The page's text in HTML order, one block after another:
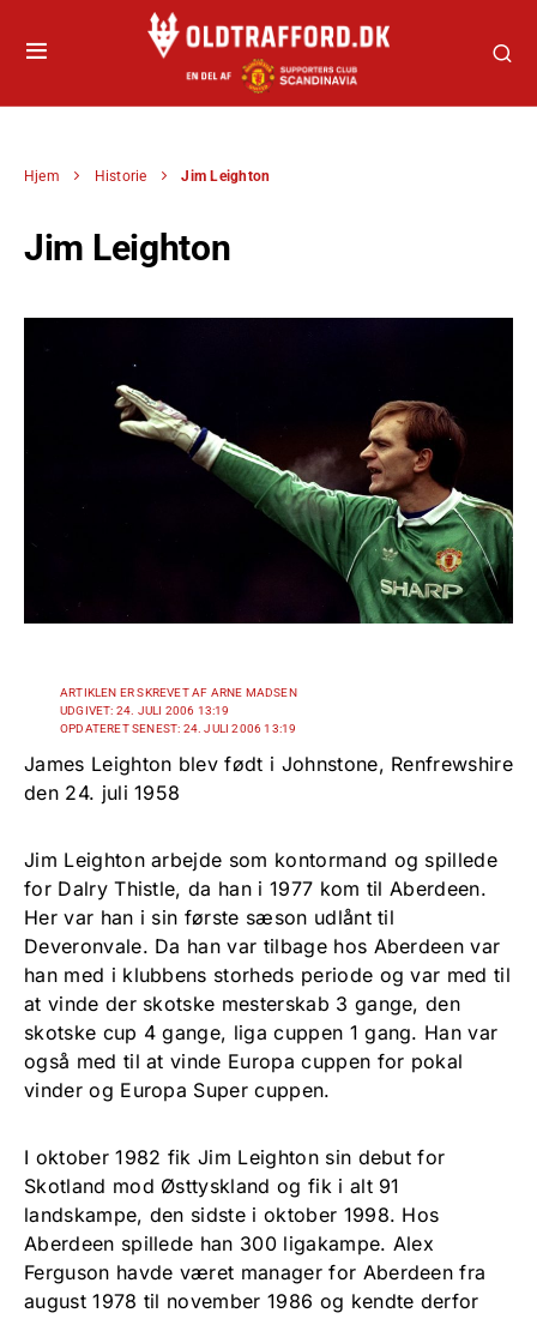
Hjem Historie Jim Leighton
Jim Leighton
ARTIKLEN ER SKREVET AF ARNE MADSEN
UDGIVET: 24. JULI 2006 13:19
OPDATERET SENEST: 24. JULI 2006 13:19
James Leighton blev født i Johnstone, Renfrewshire
den 24. juli 1958
Jim Leighton arbejde som kontormand og spillede
for Dalry Thistle, da han i 1977 kom til Aberdeen.
Her var han i sin første sæson udlånt til
Deveronvale. Da han var tilbage hos Aberdeen var
han med i klubbens storheds periode og var med til
at vinde der skotske mesterskab 3 gange, den
skotske cup 4 gange, liga cuppen 1 gang. Han var
også med til at vinde Europa cuppen for pokal
vinder og Europa Super cuppen.
I oktober 1982 fik Jim Leighton sin debut for
Skotland mod Østtyskland og fik i alt 91
landskampe, den sidste i oktober 1998. Hos
Aberdeen spillede han 300 ligakampe. Alex
Ferguson havde været manager for Aberdeen fra
august 1978 til november 1986 og kendte derfor